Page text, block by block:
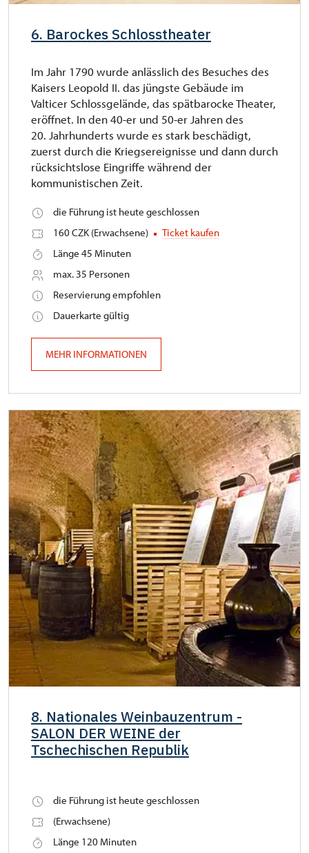
6. Barockes Schlosstheater
Im Jahr 1790 wurde anlässlich des Besuches des
Kaisers Leopold II. das jüngste Gebäude im
Valticer Schlossgelände, das spätbarocke Theater,
eröffnet. In den 40-er und 50-er Jahren des
20. Jahrhunderts wurde es stark beschädigt,
zuerst durch die Kriegsereignisse und dann durch
rücksichtslose Eingriffe während der
kommunistischen Zeit.
die Führung ist heute geschlossen
160 CZK (Erwachsene)
Ticket kaufen
Länge 45 Minuten
max. 35 Personen
Reservierung empfohlen
Dauerkarte gültig
MEHR INFORMATIONEN
8. Nationales Weinbauzentrum -
SALON DER WEINE der
Tschechischen Republik
die Führung ist heute geschlossen
(Erwachsene)
Länge 120 Minuten